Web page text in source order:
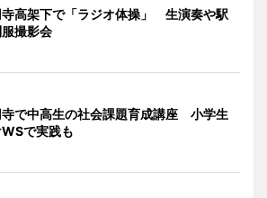
高架下で「ラジオ体操」 生演奏や駅
撮影会
で中高生の社会課題育成講座 小学生
で実践も